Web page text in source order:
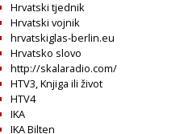
Hrvatski tjednik
Hrvatski vojnik
hrvatskiglas-berlin.eu
Hrvatsko slovo
http://skalaradio.com/
HTV3, Knjiga ili život
HTV4
IKA
IKA Bilten